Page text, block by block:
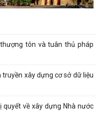
tôn và tuân thủ pháp
xây dựng cơ sở dữ liệu
quyết về xây dựng Nhà nước